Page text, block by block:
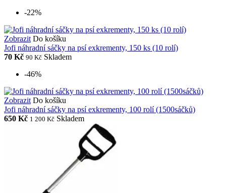
-22%
Zobrazit Do košíku
Jofi náhradní sáčky na psí exkrementy, 150 ks (10 rolí)
70 Kč 90 Kč Skladem
-46%
Zobrazit Do košíku
Jofi náhradní sáčky na psí exkrementy, 100 rolí (1500sáčků)
650 Kč 1 200 Kč Skladem